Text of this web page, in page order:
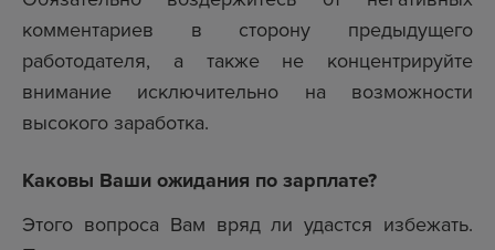
комментариев в сторону предыдущего
работодателя, а также не концентрируйте
внимание исключительно на возможности
высокого заработка.
Каковы Ваши ожидания по зарплате?
Этого вопроса Вам вряд ли удастся избежать.